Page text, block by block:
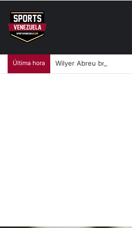
Última hora Wilyer Abreu brindó